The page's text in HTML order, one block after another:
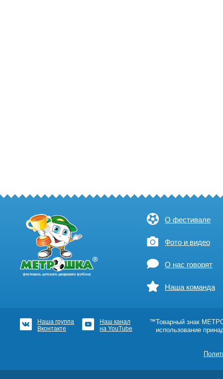
О фестивале
Фото и видео
О нас говорят
Наша команда
Наша группа
Вконтакте
Наш канал
на YouTube
™Товарный знак
использование